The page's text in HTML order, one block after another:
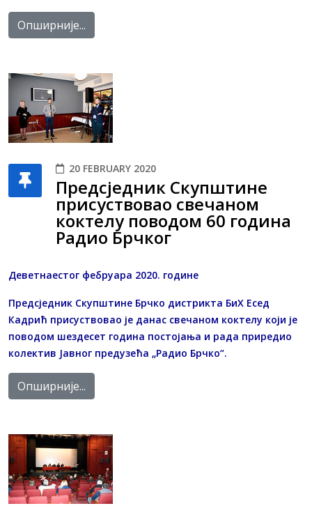
Опширније...
20 FEBRUARY 2020
Предсједник Скупштине
присуствовао свечаном
коктелу поводом 60 година
Радио Брчког
Деветнаестог фебруара 2020. године
Предсједник Скупштине Брчко дистрикта БиХ Есед
Кадрић присуствовао је данас свечаном коктелу који је
поводом шездесет година постојања и рада приредио
колектив Јавног предузећа „Радио Брчко“.
Опширније...